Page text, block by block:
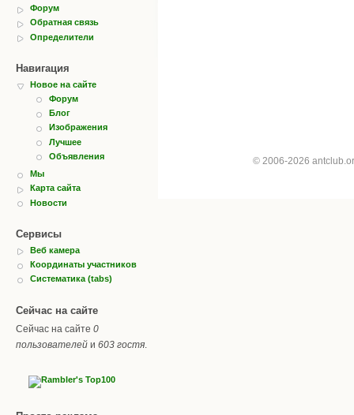
Форум
Обратная связь
Определители
Навигация
Новое на сайте
Форум
Блог
Изображения
Лучшее
Объявления
Мы
Карта сайта
Новости
Сервисы
Веб камера
Координаты участников
Систематика (tabs)
Сейчас на сайте
Сейчас на сайте 0
пользователей и 603 гостя
© 2006-2026